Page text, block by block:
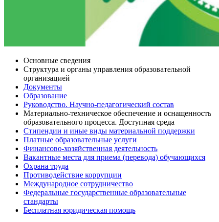
Основные сведения
Структура и органы управления образовательной
организацией
Документы
Образование
Руководство. Научно-педагогический состав
Материально-техническое обеспечение и оснащенность
образовательного процесса. Доступная среда
Стипендии и иные виды материальной поддержки
Платные образовательные услуги
Финансово-хозяйственная деятельность
Вакантные места для приема (перевода) обучающихся
Охрана труда
Противодействие коррупции
Международное сотрудничество
Федеральные государственные образовательные
стандарты
Бесплатная юридическая помощь